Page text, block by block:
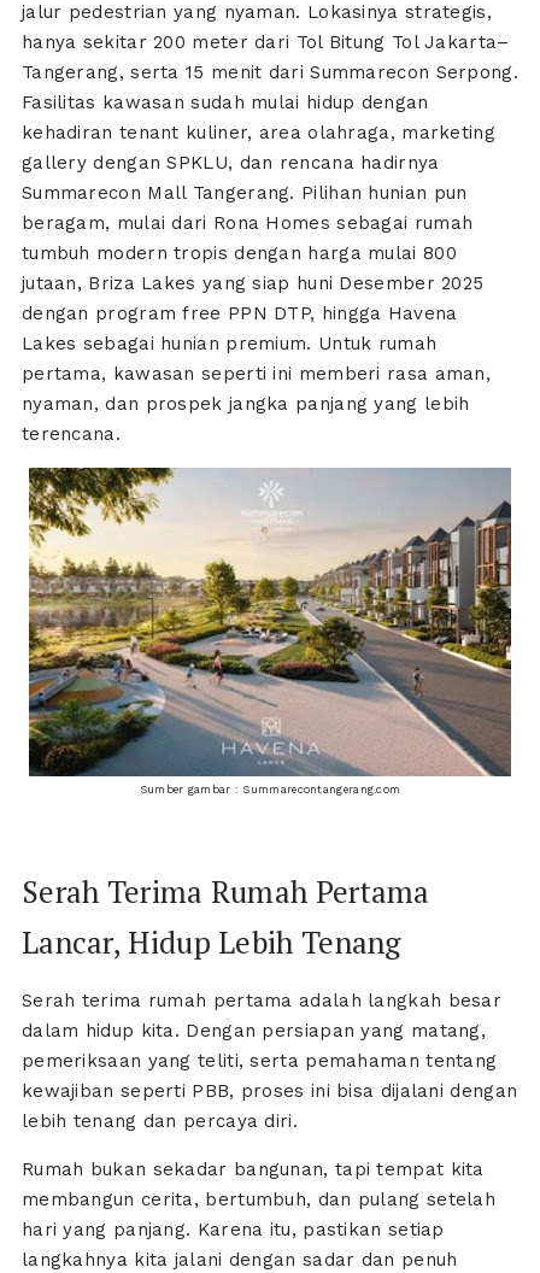
jalur pedestrian yang nyaman. Lokasinya strategis,
hanya sekitar 200 meter dari Tol Bitung Tol Jakarta–
Tangerang, serta 15 menit dari Summarecon Serpong.
Fasilitas kawasan sudah mulai hidup dengan
kehadiran tenant kuliner, area olahraga, marketing
gallery dengan SPKLU, dan rencana hadirnya
Summarecon Mall Tangerang. Pilihan hunian pun
beragam, mulai dari Rona Homes sebagai rumah
tumbuh modern tropis dengan harga mulai 800
jutaan, Briza Lakes yang siap huni Desember 2025
dengan program free PPN DTP, hingga Havena
Lakes sebagai hunian premium. Untuk rumah
pertama, kawasan seperti ini memberi rasa aman,
nyaman, dan prospek jangka panjang yang lebih
terencana.
Sumber gambar : Summarecontangerang.com
Serah Terima Rumah Pertama
Lancar, Hidup Lebih Tenang
Serah terima rumah pertama adalah langkah besar
dalam hidup kita. Dengan persiapan yang matang,
pemeriksaan yang teliti, serta pemahaman tentang
kewajiban seperti PBB, proses ini bisa dijalani dengan
lebih tenang dan percaya diri.
Rumah bukan sekadar bangunan, tapi tempat kita
membangun cerita, bertumbuh, dan pulang setelah
hari yang panjang. Karena itu, pastikan setiap
langkahnya kita jalani dengan sadar dan penuh